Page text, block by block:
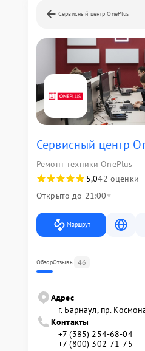
Сервисный центр OnePlus
Сервисный центр
Ремонт техники OnePlus
5,042 оценки
Открыто до 21:00
Маршрут
ОбзорОтзывы 46
Адрес
г. Барнаул, ​пр.
Контакты
+7 (385) 254-68-04
+7 (800) 302-71-75